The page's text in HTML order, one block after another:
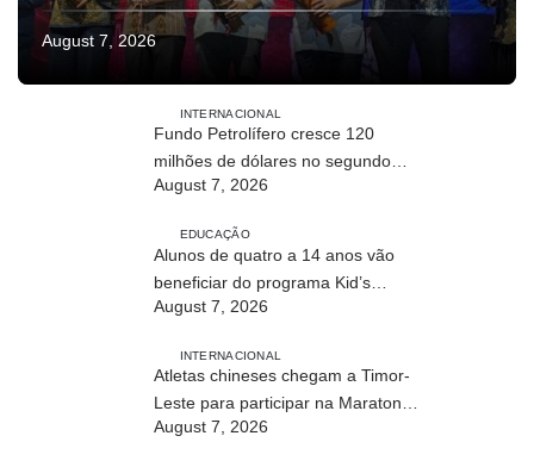
August 7, 2026
INTERNACIONAL
Fundo Petrolífero cresce 120
milhões de dólares no segundo
trimestre
August 7, 2026
EDUCAÇÃO
Alunos de quatro a 14 anos vão
beneficiar do programa Kid’s
Athletics
August 7, 2026
INTERNACIONAL
Atletas chineses chegam a Timor-
Leste para participar na Maratona
Internacional de Díli 2026
August 7, 2026